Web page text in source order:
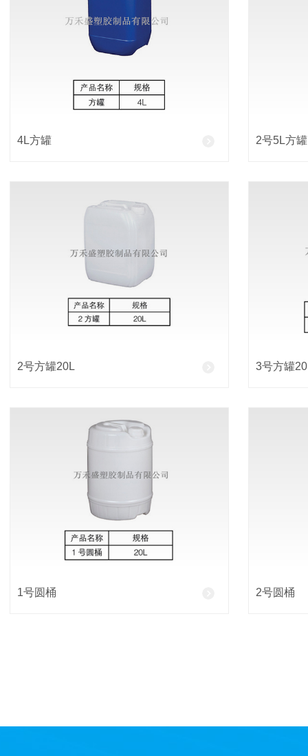
平板六脚型、九脚型卡板托盘
平板双面型卡板托盘
网格九脚型卡板托盘
4L方罐 2号5L方罐
2号方罐20L 3号方罐
1号圆桶 2号圆桶